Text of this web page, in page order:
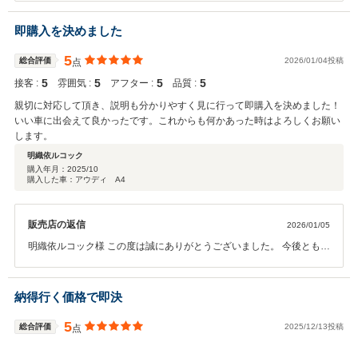
即購入を決めました
総合評価 5点 2026/01/04投稿
接客 : 5 雰囲気 : 5 アフター : 5 品質 : 5
親切に対応して頂き、説明も分かりやすく見に行って即購入を決めました！
いい車に出会えて良かったです。これからも何かあった時はよろしくお願い
します。
明織依ルコック
購入年月： 2025/10
購入した車：アウディ A4
販売店の返信 2026/01/05
明織依ルコック様 この度は誠にありがとうございました。 今後ともご
納得行く価格で即決
総合評価 5点 2025/12/13投稿